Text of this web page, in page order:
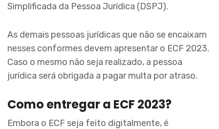
Simplificada da Pessoa Jurídica (DSPJ).
As demais pessoas jurídicas que não se encaixam
nesses conformes devem apresentar o ECF 2023.
Caso o mesmo não seja realizado, a pessoa
jurídica será obrigada a pagar multa por atraso.
Como entregar a ECF 2023?
Embora o ECF seja feito digitalmente, é